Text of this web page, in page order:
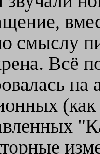
смыслу
Всё